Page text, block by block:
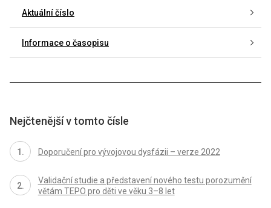
Aktuální číslo
Informace o časopisu
Nejčtenější v tomto čísle
Doporučení pro vývojovou dysfázii – verze 2022
Validační studie a představení nového testu porozumění
větám TEPO pro děti ve věku 3–8 let